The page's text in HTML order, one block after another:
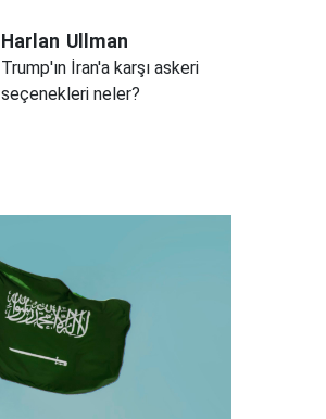
Harlan Ullman
Trump'ın İran'a karşı askeri
seçenekleri neler?